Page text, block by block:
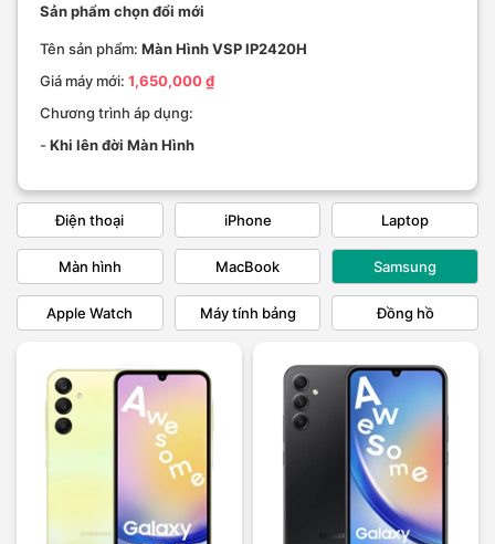
Sản phẩm chọn đổi mới
Tên sản phẩm: Màn Hình VSP IP2420H
Giá máy mới: 1,650,000 ₫
Chương trình áp dụng:
- Khi lên đời Màn Hình
Điện thoại iPhone Laptop
Màn hình MacBook Samsung
Apple Watch Máy tính bảng Đồng hồ